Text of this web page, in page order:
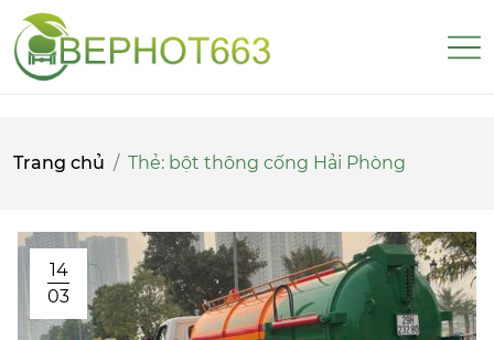
Trang chủ Thẻ: bột thông cống Hải Phòng
14
03